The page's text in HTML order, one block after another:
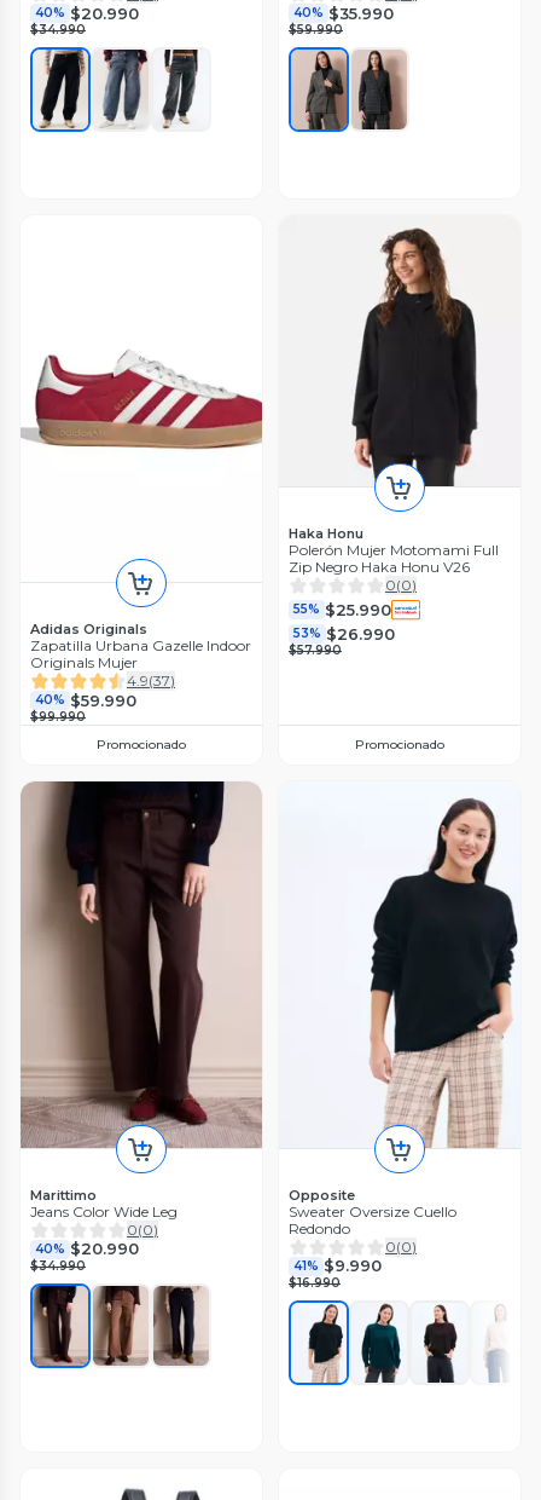
40% $20.990
$34.990
40% $35.990
$59.990
Adidas Originals
Zapatilla Urbana Gazelle Indoor
Originals Mujer
4.9(37)
40% $59.990
$99.990
Promocionado
Haka Honu
Polerón Mujer Motomami Full
Zip Negro Haka Honu V26
0(0)
55% $25.990
53% $26.990
$57.990
Promocionado
Marittimo
Jeans Color Wide Leg
0(0)
40% $20.990
$34.990
Opposite
Sweater Oversize Cuello
Redondo
0(0)
41% $9.990
$16.990